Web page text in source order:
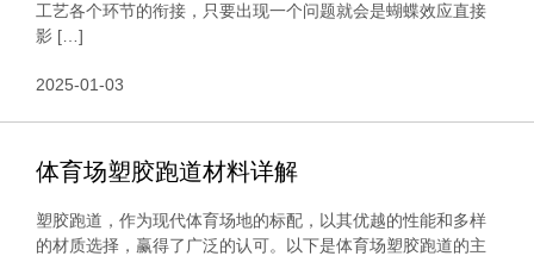
工艺各个环节的衔接，只要出现一个问题就会是蝴蝶效应直接
影 […]
2025-01-03
体育场塑胶跑道材料详解
塑胶跑道，作为现代体育场地的标配，以其优越的性能和多样
的材质选择，赢得了广泛的认可。以下是体育场塑胶跑道的主